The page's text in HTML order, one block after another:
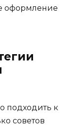
оформление
подходить к
советов